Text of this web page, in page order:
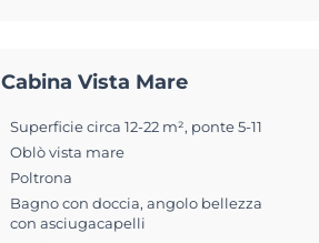
Cabina Vista Mare
Superficie circa 12-22 m², ponte 5-11
Oblò vista mare
Poltrona
Bagno con doccia, angolo bellezza
con asciugacapelli